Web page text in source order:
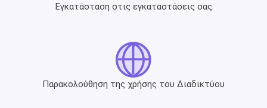
Εγκατάσταση στις εγκαταστάσεις σας
Παρακολούθηση της χρήσης του Διαδικτύου